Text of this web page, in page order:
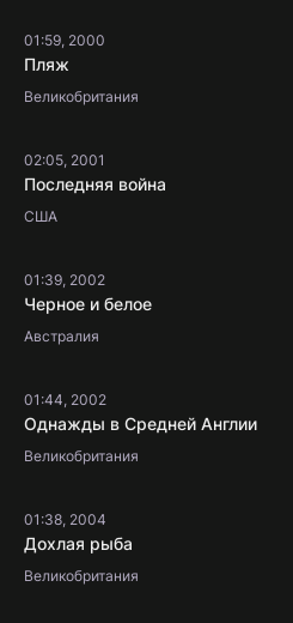
01:59, 2000
Пляж
Великобритания
02:05, 2001
Последняя война
США
01:39, 2002
Черное и белое
Австралия
01:44, 2002
Однажды в Средней Англии
Великобритания
01:38, 2004
Дохлая рыба
Великобритания